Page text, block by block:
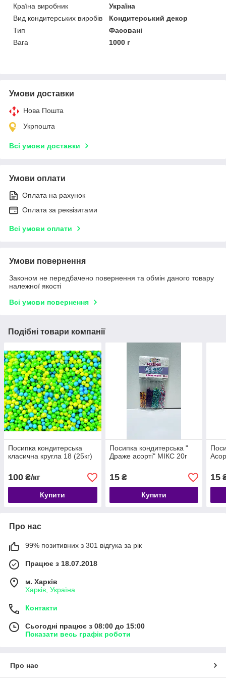
Країна виробник
Україна
Вид кондитерських виробів
Кондитерський декор
Тип
Фасовані
Вага
1000 г
Умови доставки
Нова Пошта
Укрпошта
Всі умови доставки
Умови оплати
Оплата на рахунок
Оплата за реквізитами
Всі умови оплати
Умови повернення
Законом не передбачено повернення та обмін даного товару
належної якості
Всі умови повернення
Подібні товари компанії
Посипка кондитерська
класична кругла 18 (25кг)
100 ₴/кг
Купити
Посипка кондитерська "
Драже асорті" МІКС 20г
15₴
Купити
15
Про нас
99% позитивних з 301 відгука за рік
Працює з 18.07.2018
м. Харків
Харків, Україна
Контакти
Сьогодні працює з 08:00 до 15:00
Показати весь графік роботи
Про нас